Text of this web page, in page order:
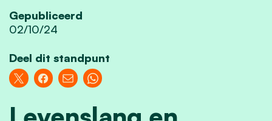
Gepubliceerd
02/10/24
Deel dit standpunt